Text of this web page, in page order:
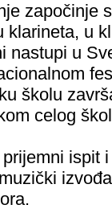
započinje
u
nastupi u
školu
celog
ispit i